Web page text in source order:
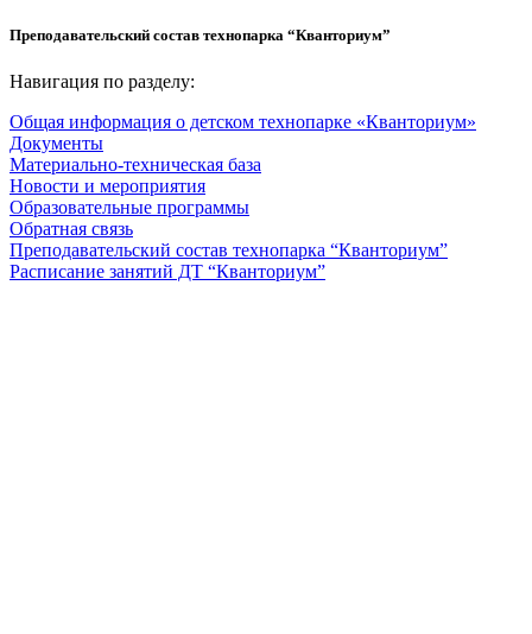
Преподавательский состав технопарка “Кванториум”
Навигация по разделу:
Общая информация о детском технопарке «Кванториум»
Документы
Материально-техническая база
Новости и мероприятия
Образовательные программы
Обратная связь
Преподавательский состав технопарка “Кванториум”
Расписание занятий ДТ “Кванториум”